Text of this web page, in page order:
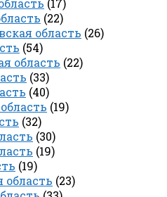
(17)
(22)
область (26)
(54)
область (22)
(33)
(40)
(19)
(32)
(30)
(19)
(19)
область (23)